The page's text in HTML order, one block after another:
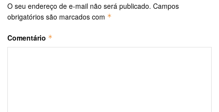
O seu endereço de e-mail não será publicado. Campos
obrigatórios são marcados com *
Comentário *